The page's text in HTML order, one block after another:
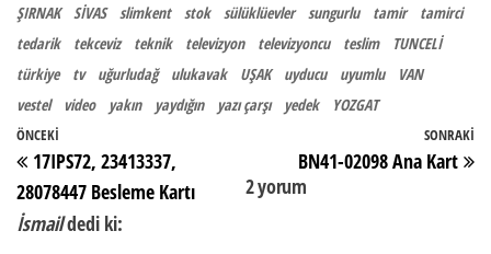
ŞIRNAK
SİVAS slimkent stok sülüklüevler sungurlu tamir
tamirci
tedarik
tekceviz teknik televizyon televizyoncu teslim
TUNCELİ
türkiye
tv uğurludağ ulukavak UŞAK uyducu uyumlu
VAN
vestel
video yakın yaydığın yazı çarşı yedek YOZGAT
Yazı gezinmesi
Önceki Yazı
ÖNCEKI
17IPS72, 23413337,
28078447 Besleme Kartı
SONRAKI
BN41-02098 Ana Kart
2 yorum
İsmaildedi ki: